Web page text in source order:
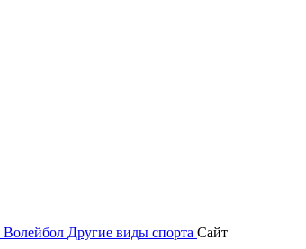
Волейбол Другие виды спорта Сайт